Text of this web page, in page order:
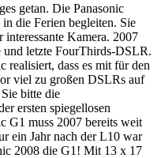
getan. Die Panasonic
die Ferien begleiten. Sie
interessante Kamera. 2007
und letzte FourThirds-DSLR.
realisiert, dass es mit für den
viel zu großen DSLRs auf
bitte die
ersten spiegellosen
G1 muss 2007 bereits weit
ein Jahr nach der L10 war
2008 die G1! Mit 13 x 17